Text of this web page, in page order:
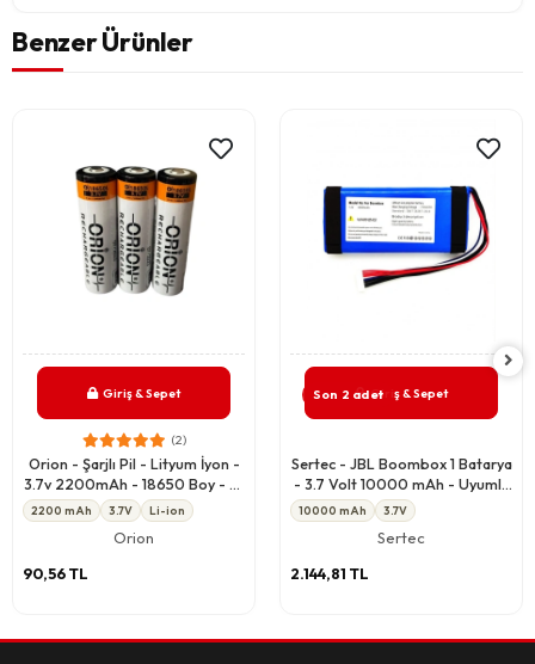
Benzer Ürünler
Giriş & Sepet
(2)
Orion - Şarjlı Pil - Lityum İyon -
3.7v 2200mAh - 18650 Boy - 5c
- Başlı
2200 mAh 3.7V Li-ion
Orion
90,56 TL
Son 2 adetGiriş & Sepet
Sertec - JBL Boombox 1 Batarya
- 3.7 Volt 10000 mAh - Uyumlu
Yedek Pil
10000 mAh 3.7V
Sertec
2.144,81 TL